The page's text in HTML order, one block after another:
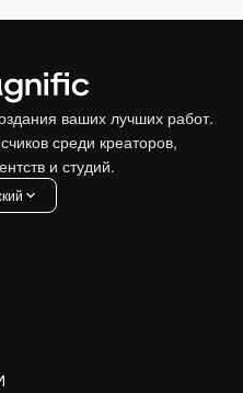
ваших лучших работ.
среди креаторов,
и студий.